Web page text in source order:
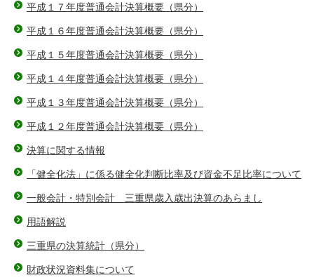
平成１７年度普通会計決算概要（県分）
平成１６年度普通会計決算概要（県分）
平成１５年度普通会計決算概要（県分）
平成１４年度普通会計決算概要（県分）
平成１３年度普通会計決算概要（県分）
平成１２年度普通会計決算概要（県分）
決算に関する情報
「健全化法」に係る健全化判断比率及び資金不足比率について
一般会計・特別会計 三重県歳入歳出決算のあらまし
用語解説
三重県の決算統計（県分）
財政状況資料集について